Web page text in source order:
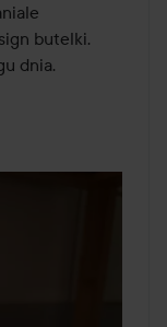
butelki.
dnia.